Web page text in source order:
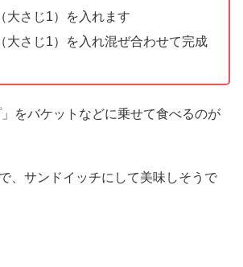
大さじ1）を入れます
大さじ1）を入れ混ぜ合わせて完成
」をバケットなどに乗せて食べるのが
、サンドイッチにして美味しそうで